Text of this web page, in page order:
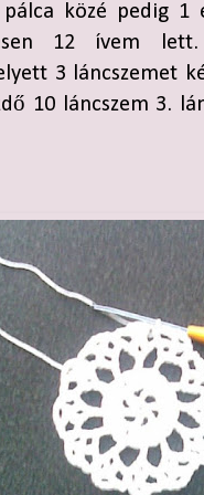
közé pedig 1
12 ívem
3 láncszemet
10 láncszem 3.